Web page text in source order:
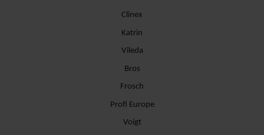
Clinex
Katrin
Vileda
Bros
Frosch
Profi Europe
Voigt